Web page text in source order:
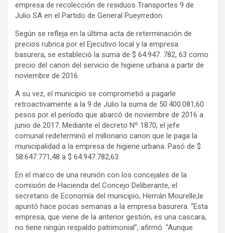
empresa de recolección de residuos Transportes 9 de
Julio SA en el Partido de General Pueyrredon.
Según se refleja en la última acta de reterminación de
precios rubrica por el Ejecutivo local y la empresa
basurera, se estableció la suma de $ 64.947. 782, 63 como
precio del canon del servicio de higiene urbana a partir de
noviembre de 2016.
A su vez, el municipio se comprometió a pagarle
retroactivamente a la 9 de Julio la suma de 50.400.081,60
pesos por el período que abarcó de noviembre de 2016 a
junio de 2017. Mediante el decreto Nº 1870, el jefe
comunal redeterminó el millonario canon que le paga la
municipalidad a la empresa de higiene urbana. Pasó de $
58.647.771,48 a $ 64.947.782,63.
En el marco de una reunión con los concejales de la
comisión de Hacienda del Concejo Deliberante, el
secretario de Economía del municipio, Hernán Mourelle,le
apuntó hace pocas semanas a la empresa basurera. “Esta
empresa, que viene de la anterior gestión, es una cascara,
no tiene ningún respaldo patrimonial”, afirmó. “Aunque